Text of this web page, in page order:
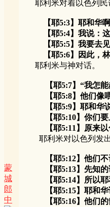
蒙
城
郎
中
耶利米对着以色列民
【耶5:3】耶和华
【耶5:4】我说：这些
【耶5:5】我要去见尊
【耶5:6】因此，林中
耶利米与神对话。
【耶5:7】“我怎
【耶5:8】他们像喂饱
【耶5:9】耶和华说：
【耶5:10】你们要上
【耶5:11】原来以色
耶利米对以色列发出
【耶5:12】他们
【耶5:13】先知的话
【耶5:14】所以耶和
【耶5:15】耶和华说：
【耶5:16】他们的箭